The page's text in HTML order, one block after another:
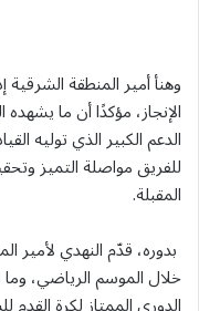
وهنأ أمير المنطقة الشرقية
الإنجاز، مؤكدًا أن ما
الدعم الكبير الذي توليه
للفريق مواصلة التميز
المقبلة.
بدوره، قدّم النهدي لأمير
خلال الموسم الرياضي،